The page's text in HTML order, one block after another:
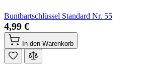
Buntbartschlüssel Standard Nr. 55
4,99 €
In den Warenkorb